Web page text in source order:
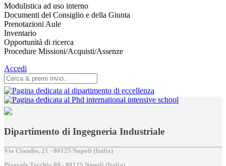
Modulistica ad uso interno
Documenti del Consiglio e della Giunta
Prenotazioni Aule
Inventario
Opportunità di ricerca
Procedure Missioni/Acquisti/Assenze
Accedi
Dipartimento di Ingegneria Industriale
Via Claudio, 21 - 80125 Napoli (Italia)